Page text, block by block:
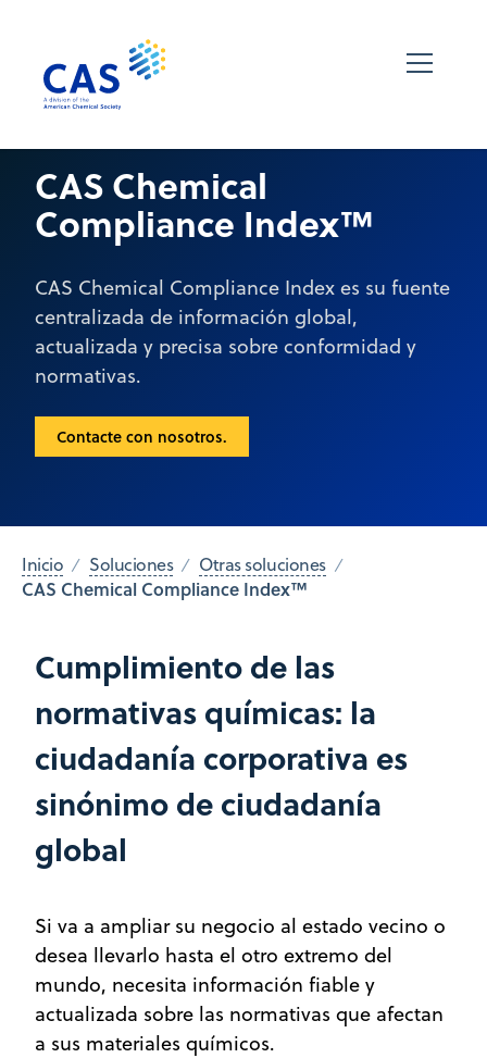
CAS Chemical
Compliance Index™
CAS Chemical Compliance Index es su fuente
centralizada de información global,
actualizada y precisa sobre conformidad y
normativas.
Contacte con nosotros.
Inicio Soluciones Otras soluciones
CAS Chemical Compliance Index™
Cumplimiento de las
normativas químicas: la
ciudadanía corporativa es
sinónimo de ciudadanía
global
Si va a ampliar su negocio al estado vecino o
desea llevarlo hasta el otro extremo del
mundo, necesita información fiable y
actualizada sobre las normativas que afectan
a sus materiales químicos.